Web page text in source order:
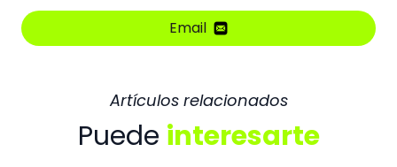
Email
Artículos relacionados
Puede interesarte